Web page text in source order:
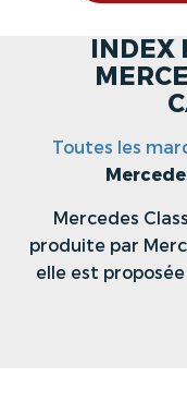
INDEX
Toutes les
Mercedes
produite par
elle est